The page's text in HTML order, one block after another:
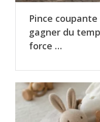
Pince
gagner du
force …